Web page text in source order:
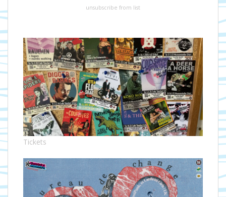
unsubscribe from list
Tickets